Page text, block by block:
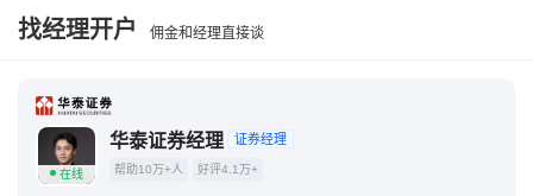
找经理开户 佣金和经理直接谈
在线
华泰证券经理 证券经理
帮助10万+人 好评4.1万+